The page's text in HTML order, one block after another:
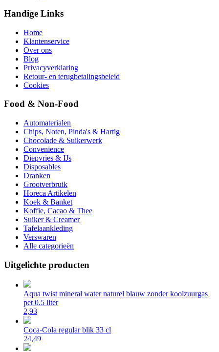
Handige Links
Home
Klantenservice
Over ons
Blog
Privacyverklaring
Retour- en terugbetalingsbeleid
Cookies
Food & Non-Food
Automaterialen
Chips, Noten, Pinda's & Hartig
Chocolade & Suikerwerk
Convenience
Diepvries & IJs
Disposables
Dranken
Grootverbruik
Horeca Artikelen
Koek & Banket
Koffie, Cacao & Thee
Suiker & Creamer
Tafelaankleding
Verswaren
Alle categorieën
Uitgelichte producten
Aqua twist mineral water naturel blauw zonder koolzuurgas
pet 0.5 liter
2,93
Coca-Cola regular blik 33 cl
24,49